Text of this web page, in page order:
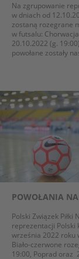
Na zgrupowanie
w dniach od
zostaną rozegrane
w futsalu:
20.10.2022 (g.
powołane zostały
POWOŁANIA NA
Polski Związek
reprezentacji Polski
września 2022 roku
Biało-czerwone
19:00, Poprad oraz